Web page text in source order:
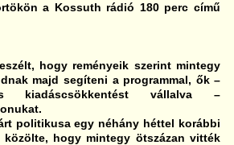
a Kossuth rádió 180 perc című
hogy reményeik szerint mintegy
majd segíteni a programmal, ők –
kiadáscsökkentést vállalva –
politikusa egy néhány héttel korábbi
közölte, hogy mintegy ötszázan vitték